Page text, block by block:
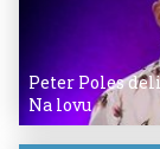
Peter Poles
Na lovu